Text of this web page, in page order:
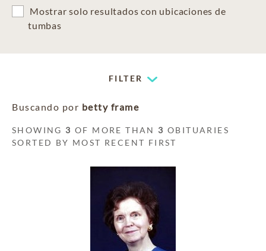
Mostrar solo resultados con ubicaciones de
tumbas
FILTER
Buscando por betty frame
SHOWING 3 OF MORE THAN 3 OBITUARIES
SORTED BY MOST RECENT FIRST